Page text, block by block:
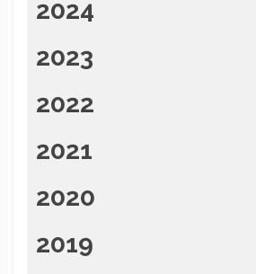
2024
2023
2022
2021
2020
2019